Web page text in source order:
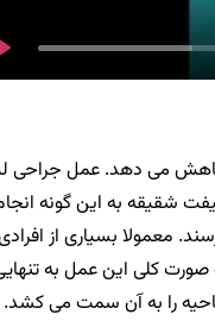
کاهش می دهد. عمل جراحی
جوانتر به نظر برسد. جراحی لیفت شقیقه به این
معمولا بسیاری از
کلی این عمل به
را به آن سمت می کشد.